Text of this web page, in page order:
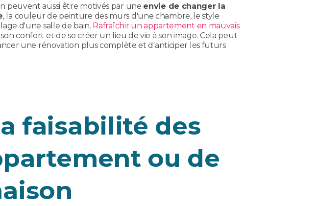
peuvent aussi être motivés par une envie de changer la
, la couleur de peinture des murs d'une chambre, le style
d'une salle de bain. Rafraîchir un appartement en mauvais
confort et de se créer un lieu de vie à son image. Cela peut
une rénovation plus complète et d'anticiper les futurs
faisabilité des
ou de